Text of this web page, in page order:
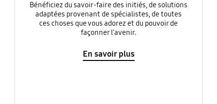
Bénéficiez du savoir-faire des initiés, de solutions
adaptées provenant de spécialistes, de toutes
ces choses que vous adorez et du pouvoir de
façonner l'avenir.
En savoir plus